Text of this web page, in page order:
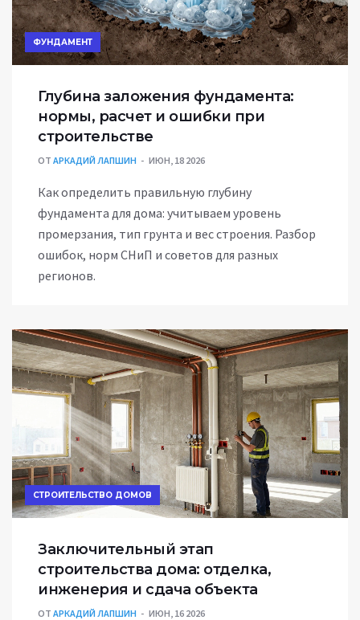
ФУНДАМЕНТ
Глубина заложения фундамента:
нормы, расчет и ошибки при
строительстве
ОТ АРКАДИЙ ЛАПШИН ИЮН, 18 2026
Как определить правильную глубину
фундамента для дома: учитываем уровень
промерзания, тип грунта и вес строения. Разбор
ошибок, норм СНиП и советов для разных
регионов.
СТРОИТЕЛЬСТВО ДОМОВ
Заключительный этап
строительства дома: отделка,
инженерия и сдача объекта
ОТ АРКАДИЙ ЛАПШИН ИЮН, 16 2026